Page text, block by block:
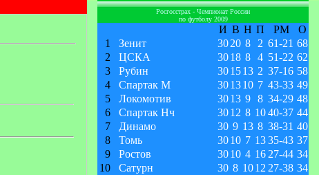
Росгосстрах - Чемпионат России
по футболу 2009
И В Н П РМ
О
1
Зенит 3020 8 2 61-21 68
2
ЦСКА 3018 8 4 51-22 62
3
Рубин 301513 2 37-16 58
4
Спартак М 301310 7 43-33 49
5
Локомотив 3013 9 8 34-29 48
6
Спартак Нч 3012 8 1040-37 44
7
Динамо 30 9 13 8 38-31 40
8
Томь 3010 7 1335-43 37
9
Ростов 3010 4 16 27-44 34
10
Сатурн 30 8 1012 27-38 34